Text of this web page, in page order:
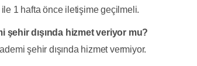
1 hafta önce iletişime geçilmeli.
şehir dışında hizmet veriyor mu?
şehir dışında hizmet vermiyor.